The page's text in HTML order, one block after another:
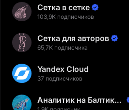
Сетка в сетке
103,9K подписчиков
Сетка для авторов
65,7K подписчика
Yandex Cloud
37 подписчиков
Аналитик на Балтике |